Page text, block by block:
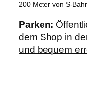
200 Meter von S-
Parken:
dem Shop in
und bequem